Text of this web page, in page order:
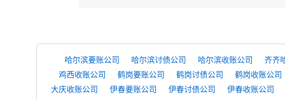
哈尔滨要账公司
哈尔滨讨债公司 哈尔滨收账公司 齐齐
鸡西收账公司
鹤岗要账公司 鹤岗讨债公司 鹤岗收账公司
大庆收账公司
伊春要账公司 伊春讨债公司 伊春收账公司